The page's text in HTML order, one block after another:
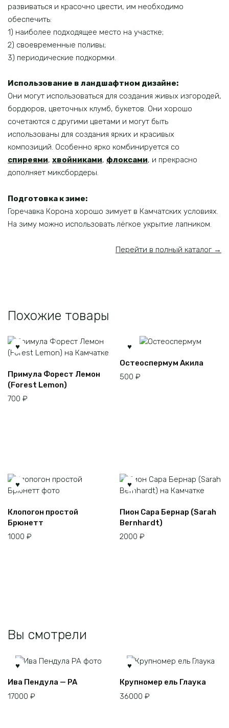
развиваться и красочно цвести, им необходимо
обеспечить:
1) наиболее подходящее место на участке;
2) своевременные поливы;
3) периодические подкормки.
Использование в ландшафтном дизайне:
Они могут использоваться для создания живых изгородей,
бордюров, цветочных клумб, букетов. Они хорошо
сочетаются с другими цветами и могут быть
использованы для создания ярких и красивых
композиций. Особенно ярко комбинируется со
спиреями, хвойниками, флоксами, и прекрасно
дополняет миксбордеры.
Подготовка к зиме:
Горечавка Корона хорошо зимует в Камчатских условиях.
На зиму можно использовать лёгкое укрытие лапником.
Перейти в полный каталог →
Похожие товары
Примула Форест Лемон
(Forest Lemon)
700 ₽
Остеоспермум Акила
500 ₽
Клопогон простой
Брюнетт
1000 ₽
Пион Сара Бернар (Sarah
Bernhardt)
2000 ₽
Вы смотрели
Ива Пендула — PA
17000 ₽
Крупномер ель Глаука
36000 ₽